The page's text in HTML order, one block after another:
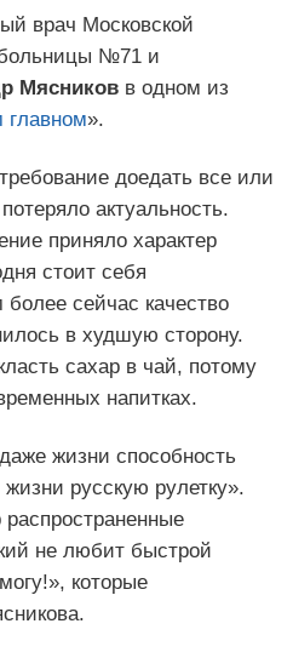
врач Московской
больницы №71 и
Мясников в одном из
».
доедать все или
актуальность.
приняло характер
стоит себя
сейчас качество
в худшую сторону.
сахар в чай, потому
напитках.
жизни способность
русскую рулетку».
не любит быстрой
которые